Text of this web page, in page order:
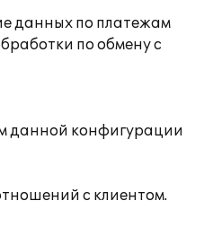
данных по платежам
по обмену с
данной конфигурации
с клиентом.